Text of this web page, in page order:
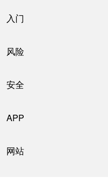
入门
风险
安全
APP
网站